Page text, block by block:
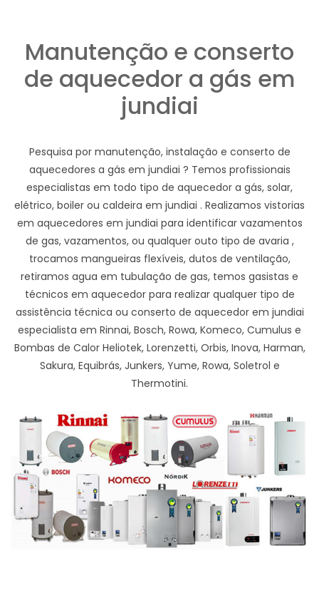
Manutenção e conserto
de aquecedor a gás em
jundiai
Pesquisa por manutenção, instalação e conserto de
aquecedores a gás em jundiai ? Temos profissionais
especialistas em todo tipo de aquecedor a gás, solar,
elétrico, boiler ou caldeira em jundiai . Realizamos vistorias
em aquecedores em jundiai para identificar vazamentos
de gas, vazamentos, ou qualquer outo tipo de avaria ,
trocamos mangueiras flexíveis, dutos de ventilação,
retiramos agua em tubulação de gas, temos gasistas e
técnicos em aquecedor para realizar qualquer tipo de
assistência técnica ou conserto de aquecedor em jundiai
especialista em Rinnai, Bosch, Rowa, Komeco, Cumulus e
Bombas de Calor Heliotek, Lorenzetti, Orbis, Inova, Harman,
Sakura, Equibrás, Junkers, Yume, Rowa, Soletrol e
Thermotini.